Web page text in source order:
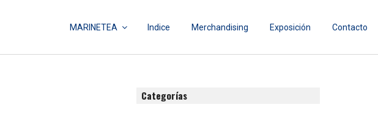
MARINETEA Indice Merchandising Exposición Contacto
Categorías